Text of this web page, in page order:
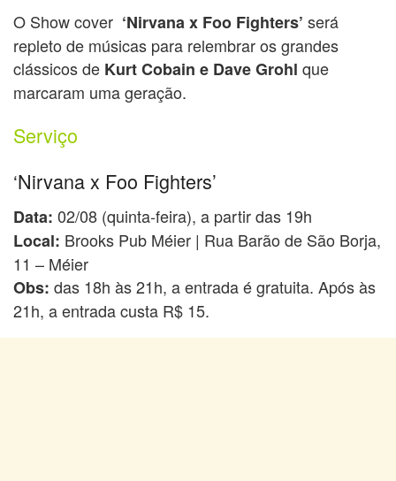
O Show cover ‘Nirvana x Foo Fighters’ será
repleto de músicas para relembrar os grandes
clássicos de Kurt Cobain e Dave Grohl que
marcaram uma geração.
Serviço
‘Nirvana x Foo Fighters’
Data: 02/08 (quinta-feira), a partir das 19h
Local: Brooks Pub Méier | Rua Barão de São Borja,
11 – Méier
Obs: das 18h às 21h, a entrada é gratuita. Após às
21h, a entrada custa R$ 15.